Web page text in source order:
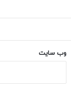
وب‌ سایت